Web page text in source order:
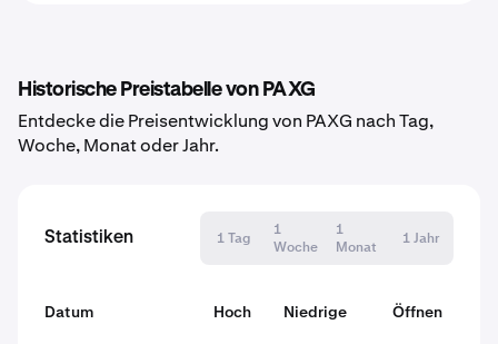
Historische Preistabelle von PAXG
Entdecke die Preisentwicklung von PAXG nach Tag,
Woche, Monat oder Jahr.
Statistiken 1 Tag
1
Woche
1
Monat
1 Jahr
Datum Hoch Niedrige Öffnen